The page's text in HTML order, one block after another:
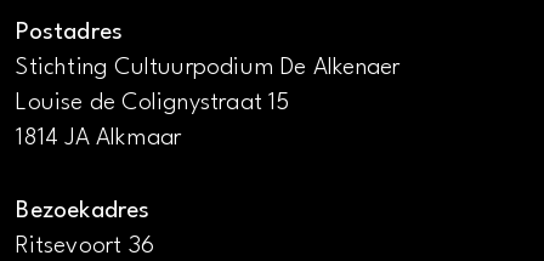
Postadres
Stichting Cultuurpodium De Alkenaer
Louise de Colignystraat 15
1814 JA Alkmaar
Bezoekadres
Ritsevoort 36